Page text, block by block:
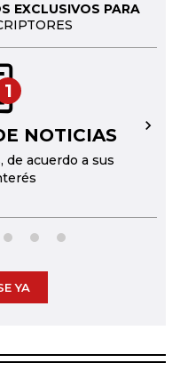
EXCLUSIVOS PARA
1
NOTICIAS
de acuerdo a sus
→
YA